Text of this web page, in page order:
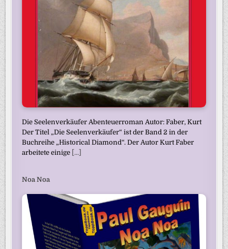
Die Seelenverkäufer Abenteuerroman Autor: Faber, Kurt
Der Titel „Die Seelenverkäufer“ ist der Band 2 in der
Buchreihe „Historical Diamond“. Der Autor Kurt Faber
arbeitete einige [...]
Noa Noa